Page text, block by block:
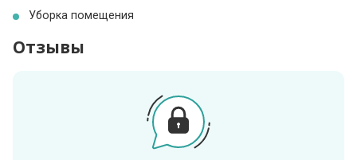
Уборка помещения
Отзывы